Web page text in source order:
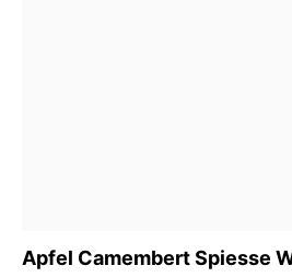
Apfel Camembert Spiesse